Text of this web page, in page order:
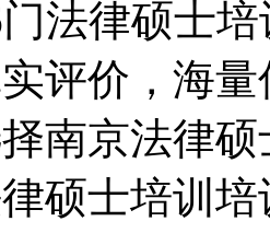
法律硕士
评价，海
南京法律
硕士培训